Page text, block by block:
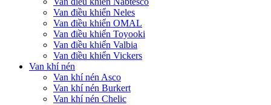
Van điều khiển Neles
Van điều khiển OMAL
Van điều khiển Toyooki
Van điều khiển Valbia
Van điều khiển Vickers
Van khí nén
Van khí nén Asco
Van khí nén Burkert
Van khí nén Chelic